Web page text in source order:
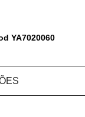
YA7020060